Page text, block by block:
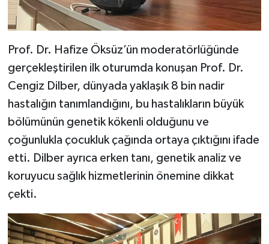
Prof. Dr. Hafize Öksüz’ün moderatörlüğünde
gerçekleştirilen ilk oturumda konuşan Prof. Dr.
Cengiz Dilber, dünyada yaklaşık 8 bin nadir
hastalığın tanımlandığını, bu hastalıkların büyük
bölümünün genetik kökenli olduğunu ve
çoğunlukla çocukluk çağında ortaya çıktığını ifade
etti. Dilber ayrıca erken tanı, genetik analiz ve
koruyucu sağlık hizmetlerinin önemine dikkat
çekti.